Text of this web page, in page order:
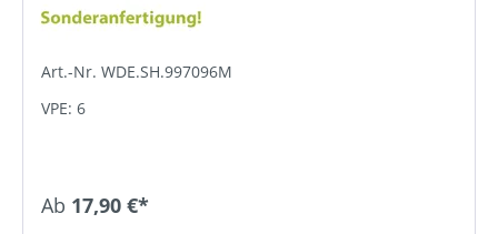
Art.-Nr. WDE.SH.997096M
VPE: 6
Ab 17,90 €*